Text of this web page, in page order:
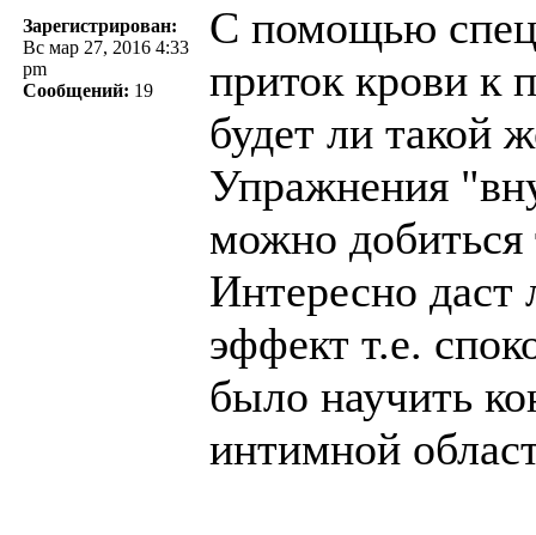
Зарегистрирован:
Вс мар 27, 2016 4:33
pm
Сообщений: 19
С помощью
приток крови к
будет ли такой
Упражнения
можно добиться
Интересно даст
эффект т.е.
было научить
интимной